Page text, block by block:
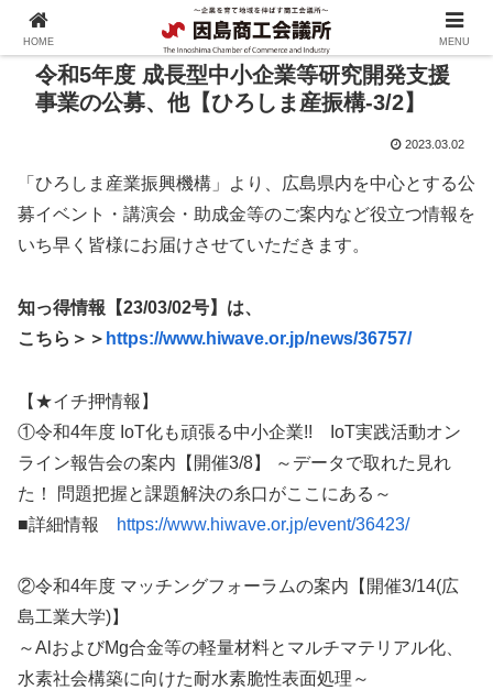
令和5年度 成長型中小企業等研究開発支援
事業の公募、他【ひろしま産振構-3/2】
2023.03.02
「ひろしま産業振興機構」より、広島県内を中心とする公
募イベント・講演会・助成金等のご案内など役立つ情報を
いち早く皆様にお届けさせていただきます。
知っ得情報【23/03/02号】は、
こちら＞＞ https://www.hiwave.or.jp/news/36757/
【★イチ押情報】
①令和4年度 IoT化も頑張る中小企業!! IoT実践活動オン
ライン報告会の案内【開催3/8】 ～データで取れた見れ
た！ 問題把握と課題解決の糸口がここにある～
■詳細情報
https://www.hiwave.or.jp/event/36423/
②令和4年度 マッチングフォーラムの案内【開催3/14(広
島工業大学)】
～AlおよびMg合金等の軽量材料とマルチマテリアル化、
水素社会構築に向けた耐水素脆性表面処理～
HOME MENU